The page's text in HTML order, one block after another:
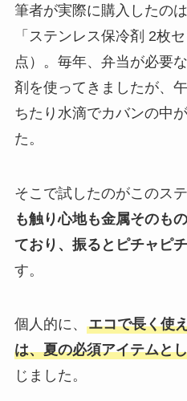
筆者が実際に購入したの
「ステンレス保冷剤 2枚
点）。毎年、弁当が必要
剤を使ってきましたが、
ちたり水滴でカバンの中
た。
そこで試したのがこのス
も触り心地も金属そのも
ており、振るとピチャピ
す。
個人的に、 エコで長く使
は、夏の必須アイテムと
じました。